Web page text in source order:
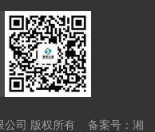
公司 版权所有备案号：湘